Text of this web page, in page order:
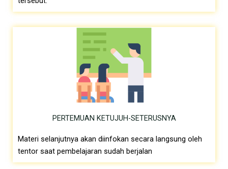
PERTEMUAN KETUJUH-SETERUSNYA
Materi selanjutnya akan diinfokan secara langsung oleh
tentor saat pembelajaran sudah berjalan